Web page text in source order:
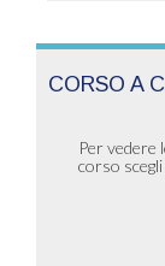
CORSO A
Per vedere
corso